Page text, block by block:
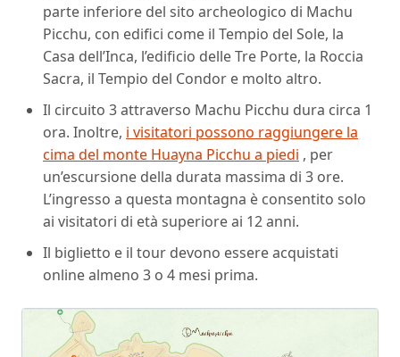
parte inferiore del sito archeologico di Machu
Picchu, con edifici come il Tempio del Sole, la
Casa dell’Inca, l’edificio delle Tre Porte, la Roccia
Sacra, il Tempio del Condor e molto altro.
Il circuito 3 attraverso Machu Picchu dura circa 1
ora. Inoltre, i visitatori possono raggiungere la
cima del monte Huayna Picchu a piedi , per
un’escursione della durata massima di 3 ore.
L’ingresso a questa montagna è consentito solo
ai visitatori di età superiore ai 12 anni.
Il biglietto e il tour devono essere acquistati
online almeno 3 o 4 mesi prima.